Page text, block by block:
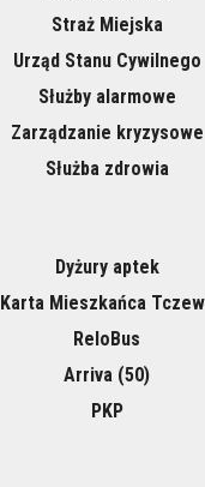
Straż Miejska
Urząd Stanu Cywilnego
Służby alarmowe
Zarządzanie kryzysowe
Służba zdrowia
Dyżury aptek
Karta Mieszkańca
ReloBus
Arriva (50)
PKP